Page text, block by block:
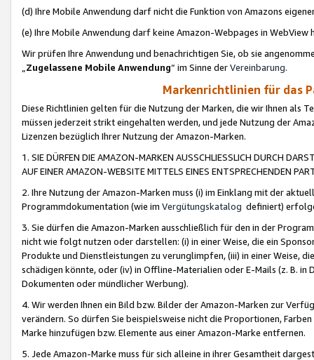
(d) Ihre Mobile Anwendung darf nicht die Funktion von Amazons
(e) Ihre Mobile Anwendung darf keine Amazon-Webpages in WebView
Wir prüfen Ihre Anwendung und benachrichtigen Sie, ob sie
„Zugelassene Mobile Anwendung“ im Sinne derVereinbarung.
Markenrichtlinien für das
Diese Richtlinien gelten für die Nutzung der Marken, die wir Ihnen als
müssen jederzeit strikt eingehalten werden, und jede Nutzung der
Lizenzen bezüglich Ihrer Nutzung der Amazon-Marken.
1. SIE DÜRFEN DIE AMAZON-MARKEN AUSSCHLIESSLICH DURCH
AUF EINER AMAZON-WEBSITE MITTELS EINES ENTSPRECHENDEN
2. Ihre Nutzung der Amazon-Marken muss (i) im Einklang mit der
Programmdokumentation (wie im Vergütungskatalog definiert)
3. Sie dürfen die Amazon-Marken ausschließlich für den in der
nicht wie folgt nutzen oder darstellen: (i) in einer Weise, die ein
Produkte und Dienstleistungen zu verunglimpfen, (iii) in einer Weise,
schädigen könnte, oder (iv) in Offline-Materialien oder E-Mails (z. B. in
Dokumenten oder mündlicher Werbung).
4. Wir werden Ihnen ein Bild bzw. Bilder der Amazon-Marken zur
verändern. So dürfen Sie beispielsweise nicht die Proportionen,
Marke hinzufügen bzw. Elemente aus einer Amazon-Marke entfernen.
5. Jede Amazon-Marke muss für sich alleine in ihrer Gesamtheit